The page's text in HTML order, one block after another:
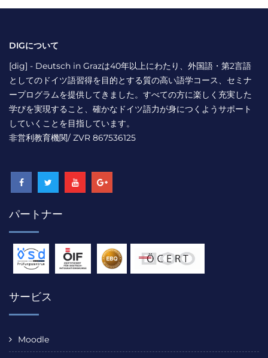
DIGについて
[dig] - Deutsch in Grazは40年以上にわたり、外国語・第2言語
としてのドイツ語習得を目的とする質の高い語学コース、セミナ
ープログラムを提供してきました。すべての方に楽しく充実した
学びを実現すること、確かなドイツ語力が身につくようサポート
していくことを目指しています。
非営利教育機関/ ZVR 867536125
パートナー
サービス
Moodle